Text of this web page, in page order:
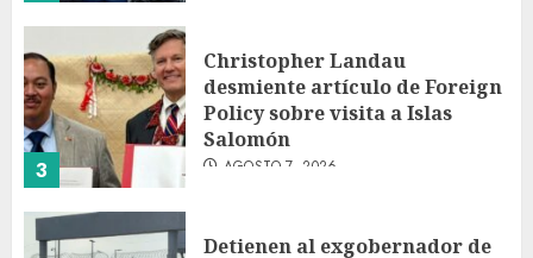
3
Christopher Landau
desmiente artículo de Foreign
Policy sobre visita a Islas
Salomón
AGOSTO 7, 2026
Detienen al exgobernador de